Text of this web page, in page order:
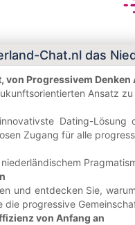
Chat.nl das
Progressivem Denken
Ansatz
Dating-
Zugang für alle
und entdecken Sie,
progressive
von Anfang an